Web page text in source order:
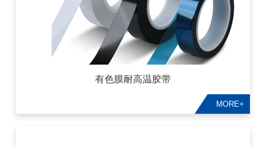
有色膜耐高温胶带
MORE+